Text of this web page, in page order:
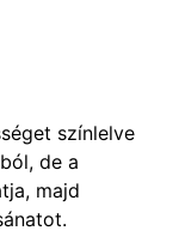
színlelve
de a
majd